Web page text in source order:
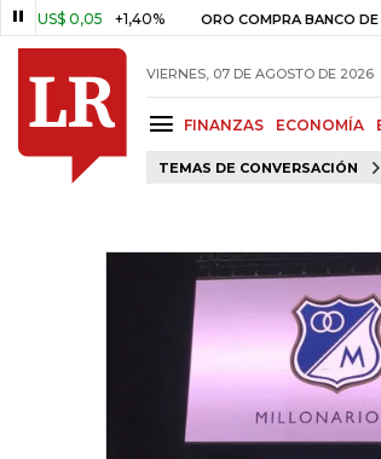
0,05 +1,40% ORO COMPRA BANCO DE LA
VIERNES, 07 DE AGOSTO DE 2026
FINANZAS ECONOMÍA
TEMAS DE CONVERSACIÓN